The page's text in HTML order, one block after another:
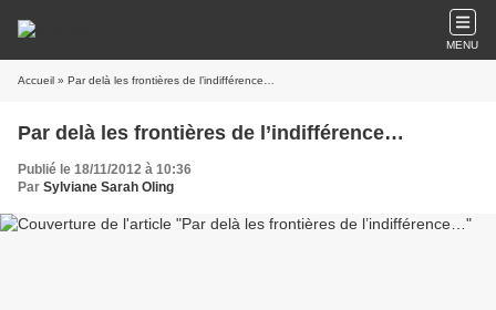
MENU
Accueil » Par delà les frontières de l’indifférence…
Par delà les frontières de l’indifférence…
Publié le 18/11/2012 à 10:36
Par Sylviane Sarah Oling